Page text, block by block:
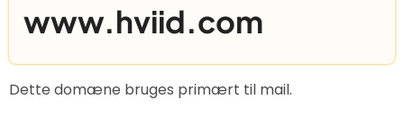
www.hviid.com
Dette domæne bruges primært til mail.